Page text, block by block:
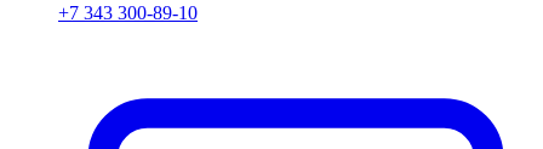
+7 343 300-89-10